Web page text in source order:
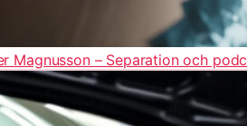
Magnusson – Separation och